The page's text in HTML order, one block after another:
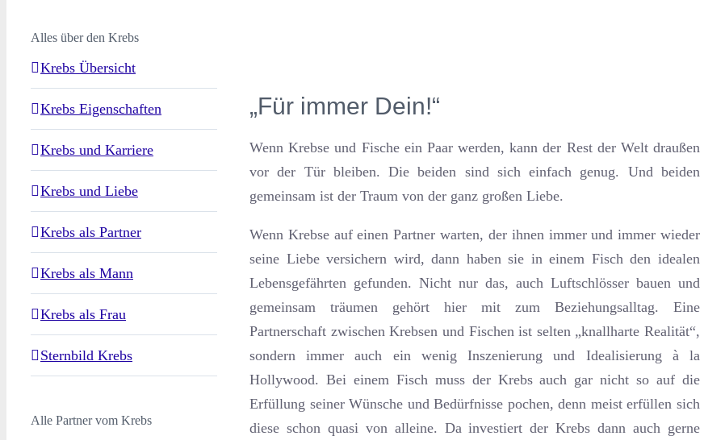
„Für immer Dein!“
Wenn Krebse und Fische ein Paar werden, kann der Rest der Welt draußen
vor der Tür bleiben. Die beiden sind sich einfach genug. Und beiden
gemeinsam ist der Traum von der ganz großen Liebe.
Wenn Krebse auf einen Partner warten, der ihnen immer und immer wieder
seine Liebe versichern wird, dann haben sie in einem Fisch den idealen
Lebensgefährten gefunden. Nicht nur das, auch Luftschlösser bauen und
gemeinsam träumen gehört hier mit zum Beziehungsalltag. Eine
Partnerschaft zwischen Krebsen und Fischen ist selten „knallharte Realität“,
sondern immer auch ein wenig Inszenierung und Idealisierung à la
Hollywood. Bei einem Fisch muss der Krebs auch gar nicht so auf die
Erfüllung seiner Wünsche und Bedürfnisse pochen, denn meist erfüllen sich
diese schon quasi von alleine. Da investiert der Krebs dann auch gerne
Alles über den Krebs
Krebs Übersicht
Krebs Eigenschaften
Krebs und Karriere
Krebs und Liebe
Krebs als Partner
Krebs als Mann
Krebs als Frau
Sternbild Krebs
Alle Partner vom Krebs